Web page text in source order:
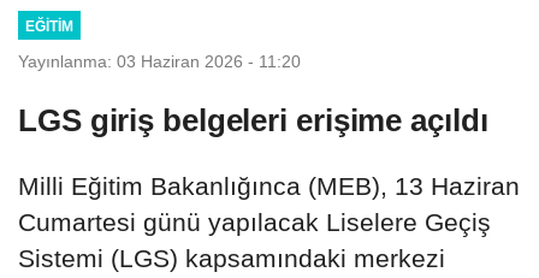
EĞITIM
Yayınlanma: 03 Haziran 2026 - 11:20
LGS giriş belgeleri erişime açıldı
Milli Eğitim Bakanlığınca (MEB), 13 Haziran
Cumartesi günü yapılacak Liselere Geçiş
Sistemi (LGS) kapsamındaki merkezi